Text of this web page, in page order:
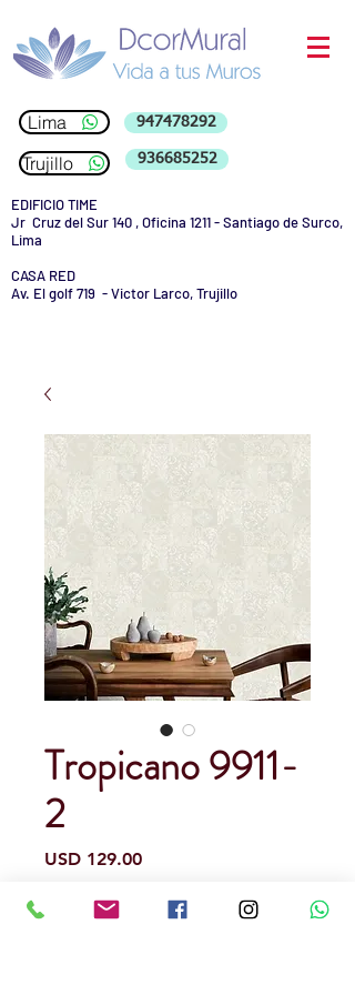
Lima 947478292
Trujillo 936685252
EDIFICIO TIME
Jr Cruz del Sur 140 , Oficina 1211 - Santiago de Surco,
Lima
CASA RED
Av. El golf 719 - Victor Larco, Trujillo
Tropicano 9911-
2
USD 129.00Precio
A pedido de 15 a 20 días hábiles.